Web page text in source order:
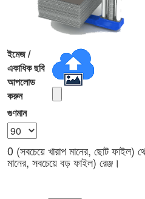
ইমেজ /
একাধিক ছবি
আপলোড
করুন
গুণমান
0 (সবচেয়ে খারাপ মানের, ছোট ফাইল)
মানের, সবচেয়ে বড় ফাইল) রেঞ্জ।